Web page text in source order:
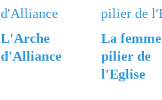
L'Arche
d'Alliance
La femme
pilier de
l'Eglise